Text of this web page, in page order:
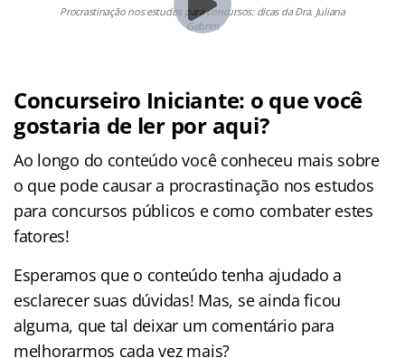
Procrastinação nos estudos para concursos: dicas da Dra. Juliana
Gebrim
Concurseiro Iniciante: o que você
gostaria de ler por aqui?
Ao longo do conteúdo você conheceu mais sobre
o que pode causar a procrastinação nos estudos
para concursos públicos e como combater estes
fatores!
Esperamos que o conteúdo tenha ajudado a
esclarecer suas dúvidas! Mas, se ainda ficou
alguma, que tal deixar um comentário para
melhorarmos cada vez mais?